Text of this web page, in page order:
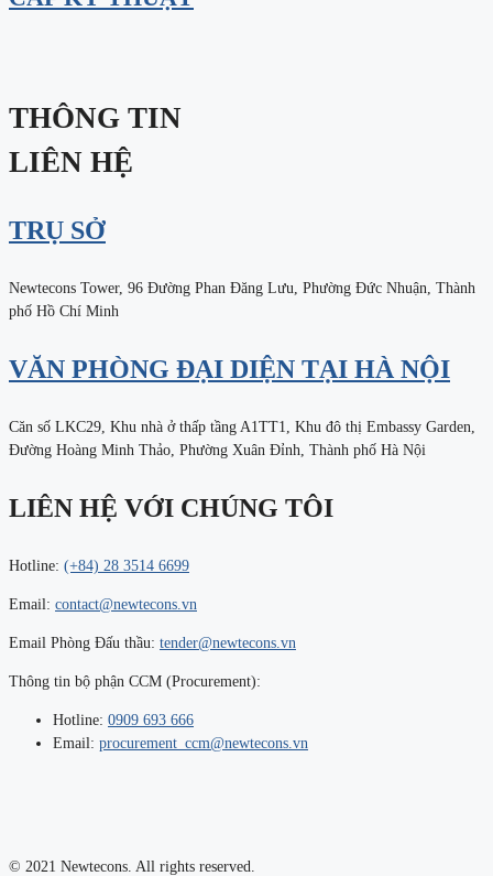
THÔNG TIN
LIÊN HỆ
TRỤ SỞ
Newtecons Tower, 96 Đường Phan Đăng Lưu, Phường Đức Nhuận, Thành
phố Hồ Chí Minh
VĂN PHÒNG ĐẠI DIỆN TẠI HÀ NỘI
Căn số LKC29, Khu nhà ở thấp tầng A1TT1, Khu đô thị Embassy Garden,
Đường Hoàng Minh Thảo, Phường Xuân Đỉnh, Thành phố Hà Nội
LIÊN HỆ VỚI CHÚNG TÔI
Hotline: (+84) 28 3514 6699
Email: contact@newtecons.vn
Email Phòng Đấu thầu: tender@newtecons.vn
Thông tin bộ phận CCM (Procurement):
Hotline: 0909 693 666
Email: procurement_ccm@newtecons.vn
© 2021 Newtecons. All rights reserved.